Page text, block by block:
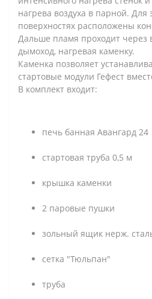
нагрева воздуха в парной. Для
поверхностях расположены
Дальше пламя проходит через
дымоход, нагревая каменку.
Каменка позволяет
стартовые модули Гефест
В комплект входит:
печь банная Авангард 24
стартовая труба 0,5 м
крышка каменки
2 паровые пушки
зольный ящик нерж.
сетка "Тюльпан"
труба